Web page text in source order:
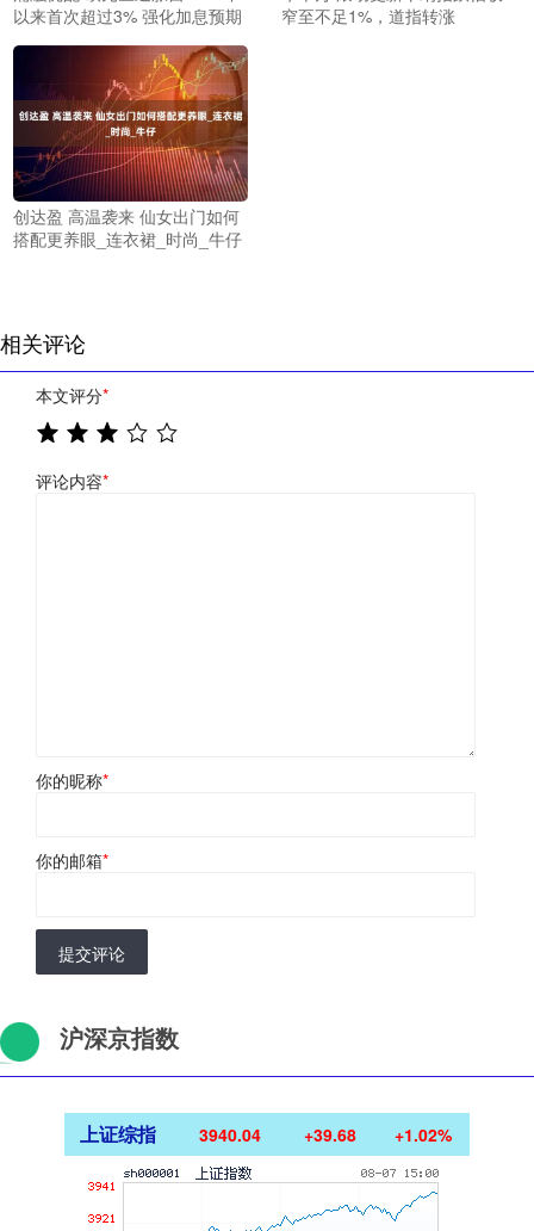
以来首次超过3% 强化加息预期
窄至不足1%，道指转涨
创达盈 高温袭来 仙女出门如何
搭配更养眼_连衣裙_时尚_牛仔
相关评论
本文评分*
评论内容*
你的昵称*
你的邮箱*
提交评论
沪深京指数
上证综指 3940.04 +39.68 +1.02%